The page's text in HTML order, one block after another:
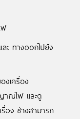
ะ ทางออกไปยัง
เครื่อง
ณไฟ และดู
อง ช่างสามารถ